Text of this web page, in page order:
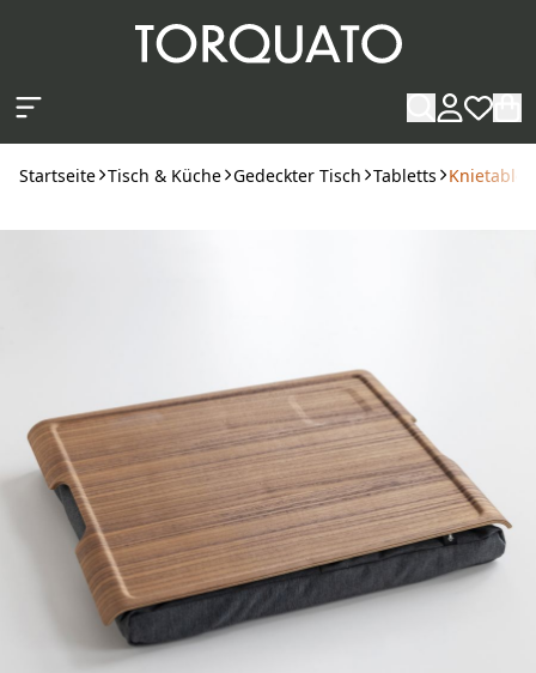
Startseite Tisch & Küche Gedeckter Tisch Tabletts